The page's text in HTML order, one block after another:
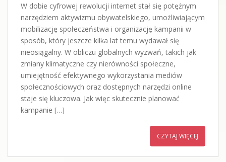
W dobie cyfrowej rewolucji internet stał się potężnym
narzędziem aktywizmu obywatelskiego, umożliwiającym
mobilizację społeczeństwa i organizację kampanii w
sposób, który jeszcze kilka lat temu wydawał się
nieosiągalny. W obliczu globalnych wyzwań, takich jak
zmiany klimatyczne czy nierówności społeczne,
umiejętność efektywnego wykorzystania mediów
społecznościowych oraz dostępnych narzędzi online
staje się kluczowa. Jak więc skutecznie planować
kampanie […]
CZYTAJ WIĘCEJ